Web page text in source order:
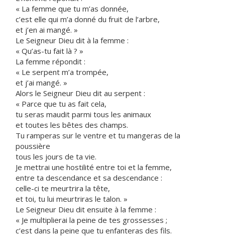
« La femme que tu m’as donnée,
c’est elle qui m’a donné du fruit de l’arbre,
et j’en ai mangé. »
Le Seigneur Dieu dit à la femme :
« Qu’as-tu fait là ? »
La femme répondit :
« Le serpent m’a trompée,
et j’ai mangé. »
Alors le Seigneur Dieu dit au serpent :
« Parce que tu as fait cela,
tu seras maudit parmi tous les animaux
et toutes les bêtes des champs.
Tu ramperas sur le ventre et tu mangeras de la
poussière
tous les jours de ta vie.
Je mettrai une hostilité entre toi et la femme,
entre ta descendance et sa descendance :
celle-ci te meurtrira la tête,
et toi, tu lui meurtriras le talon. »
Le Seigneur Dieu dit ensuite à la femme :
« Je multiplierai la peine de tes grossesses ;
c’est dans la peine que tu enfanteras des fils.